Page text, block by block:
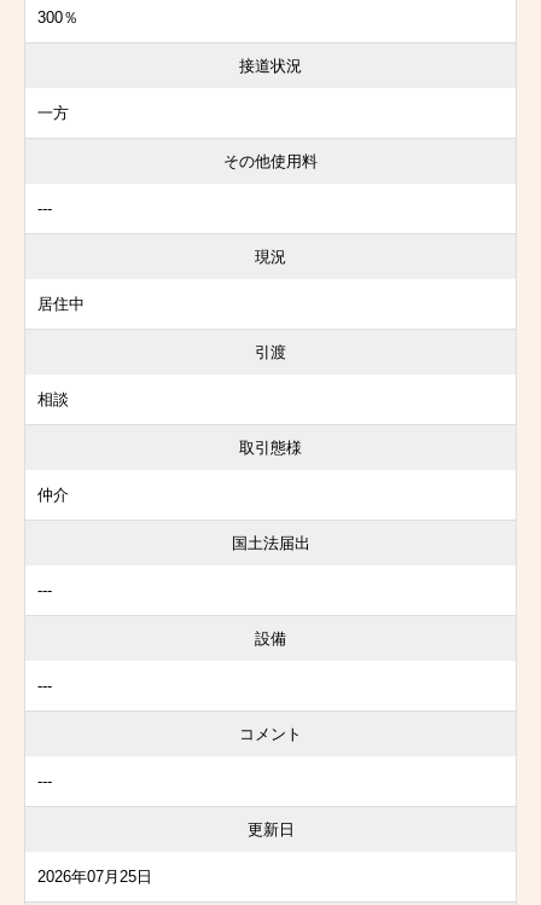
300％
接道状況
一方
その他使用料
---
現況
居住中
引渡
相談
取引態様
仲介
国土法届出
---
設備
---
コメント
---
更新日
2026年07月25日